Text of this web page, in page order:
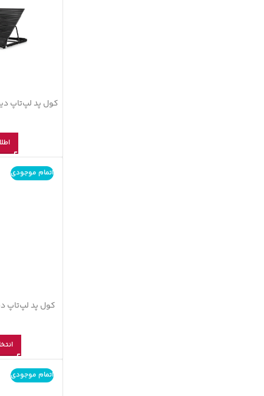
اتمام موجودی
اتمام موجودی